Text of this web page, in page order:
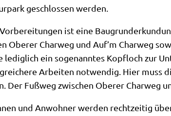
geschlossen werden.
ist eine
Oberer Charweg und Auf’m Charweg
lediglich ein sogenanntes Kopfloch zur
Arbeiten notwendig. Hier muss
Der Fußweg zwischen Oberer Charweg
und Anwohner werden rechtzeitig